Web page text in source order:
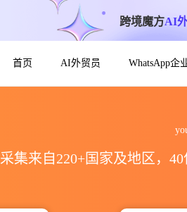
跨境魔方AI
首页 AI外贸员 WhatsApp企
采集来自220+国家及地区，